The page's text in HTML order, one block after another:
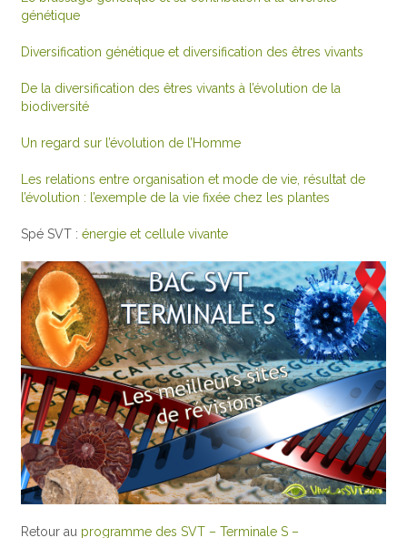
génétique
Diversification génétique et diversification des êtres vivants
De la diversification des êtres vivants à l’évolution de la
biodiversité
Un regard sur l’évolution de l’Homme
Les relations entre organisation et mode de vie, résultat de
l’évolution : l’exemple de la vie fixée chez les plantes
Spé SVT :énergie et cellule vivante
Retour au programme des SVT – Terminale S –